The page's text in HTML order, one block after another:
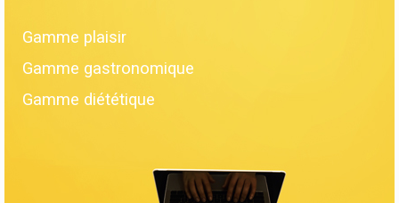
Gamme plaisir
Gamme gastronomique
Gamme diététique